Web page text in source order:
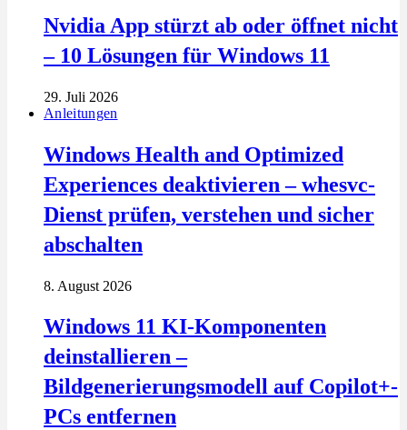
Nvidia App stürzt ab oder öffnet nicht
– 10 Lösungen für Windows 11
29. Juli 2026
Anleitungen
Windows Health and Optimized
Experiences deaktivieren – whesvc-
Dienst prüfen, verstehen und sicher
abschalten
8. August 2026
Windows 11 KI-Komponenten
deinstallieren –
Bildgenerierungsmodell auf Copilot+-
PCs entfernen